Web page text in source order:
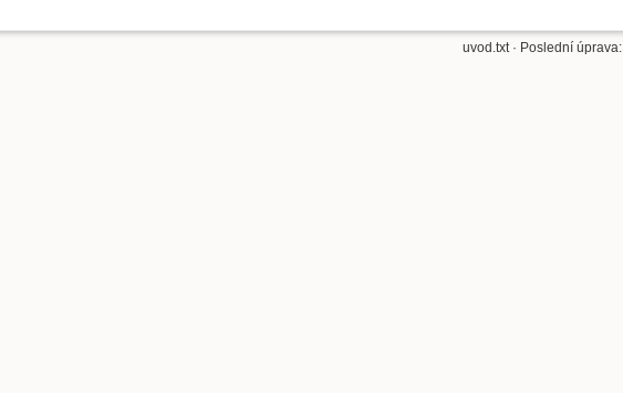
uvod.txt· Poslední úprava: